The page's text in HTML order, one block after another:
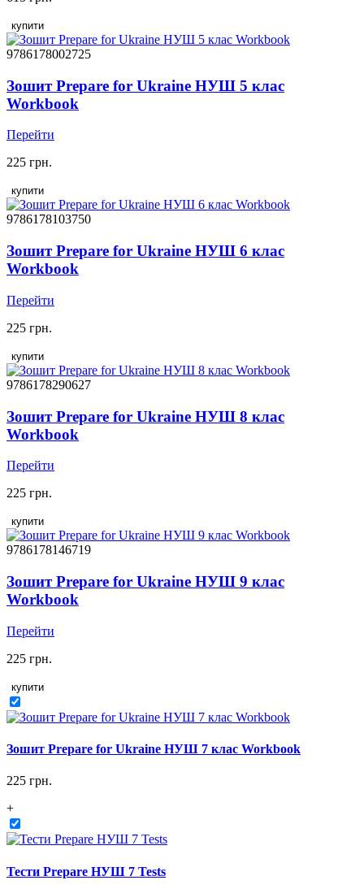
купити
9786178002725
Зошит Prepare for Ukraine НУШ 5 клас
Workbook
Перейти
225 грн.
купити
9786178103750
Зошит Prepare for Ukraine НУШ 6 клас
Workbook
Перейти
225 грн.
купити
9786178290627
Зошит Prepare for Ukraine НУШ 8 клас
Workbook
Перейти
225 грн.
купити
9786178146719
Зошит Prepare for Ukraine НУШ 9 клас
Workbook
Перейти
225 грн.
купити
Зошит Prepare for Ukraine НУШ 7 клас Workbook
225 грн.
+
Тести Prepare НУШ 7 Tests